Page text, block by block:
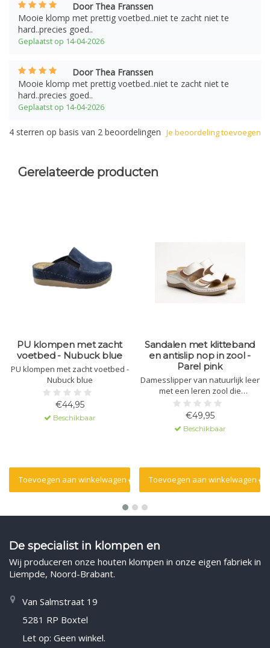
Door Thea Franssen
Mooie klomp met prettig voetbed..niet te zacht niet te
hard..precies goed..
Geplaatst op 14-04-2026
Door Thea Franssen
Mooie klomp met prettig voetbed..niet te zacht niet te
hard..precies goed..
Geplaatst op 14-04-2026
Je beoordeling toevoegen
4 sterren op basis van 2 beoordelingen
Gerelateerde producten
PU klompen met zacht
voetbed - Nubuck blue
PU klompen met zacht voetbed -
Nubuck blue
€44,95
Beschikbaar
Toevoegen aan winkelwagen
Sandalen met klitteband
en antislip nop in zool -
Parel pink
Damesslipper van natuurlijk leer
met een leren zool die
massagegel bevat. De zool is
gemaakt van polyurethaan met
een antislipnop. De bovenkant is
voorzien van een
€49,95
Beschikbaar
Toevoegen aan winkelwagen
De specialist in klompen en
Wij produceren onze houten klompen in onze eigen fabriek in
Liempde, Noord-Brabant.
Van Salmstraat 19
5281 RP Boxtel
Let op: Geen winkel.